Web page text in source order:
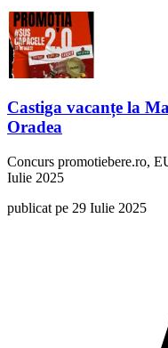
Castiga vacanțe la
Oradea
Concurs promotiebere.ro,
Iulie 2025
publicat pe 29 Iulie 2025